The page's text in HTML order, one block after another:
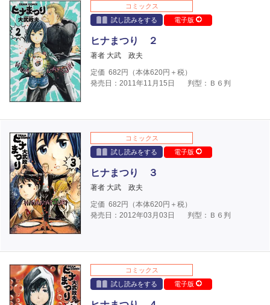
コミックス
試し読みをする
電子版
ヒナまつり ２
著者 大武 政夫
定価 682 円（本体620円＋税）
発売日：2011年11月15日
判型：Ｂ６判
コミックス
試し読みをする
電子版
ヒナまつり ３
著者 大武 政夫
定価 682 円（本体620円＋税）
発売日：2012年03月03日
判型：Ｂ６判
コミックス
試し読みをする
電子版